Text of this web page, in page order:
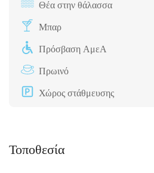
Θέα στην θάλασσα
Μπαρ
Πρόσβαση ΑμεΑ
Πρωινό
Χώρος στάθμευσης
Τοποθεσία